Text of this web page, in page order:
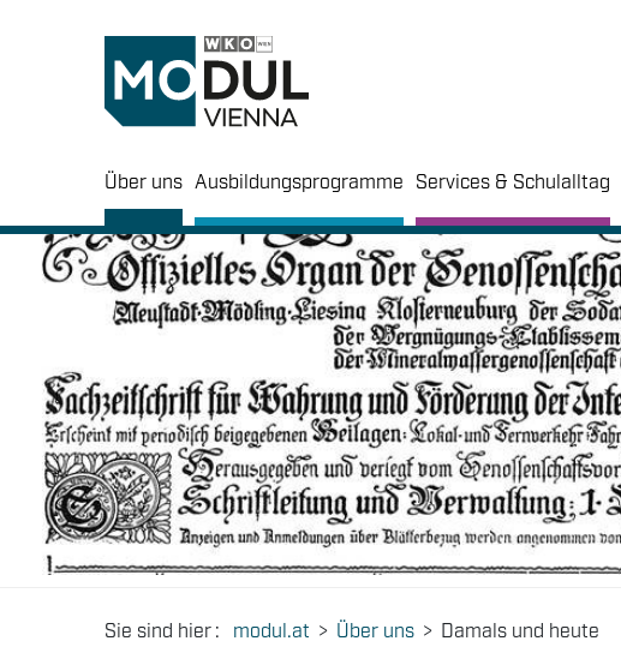
Über uns Ausbildungsprogramme Services & Schulalltag
Sie sind hier: modul.at > Über uns > Damals und heute